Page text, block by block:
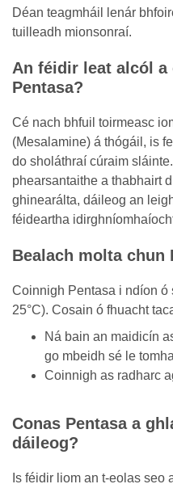
Déan teagmháil lenár
tuilleadh mionsonraí.
An féidir leat alcól a
Pentasa?
Cé nach bhfuil toirmeasc
(Mesalamine) á thógáil, is
do sholáthraí cúraim
phearsantaithe a thabhairt
ghinearálta, dáileog an
féideartha
Bealach molta chun
Coinnigh Pentasa i ndíon ó
25°C). Cosain ó fhuacht
Ná bain an maidicín
go mbeidh sé le
Coinnigh as radharc
Conas Pentasa a
dáileog?
Is féidir liom an t-eolas seo